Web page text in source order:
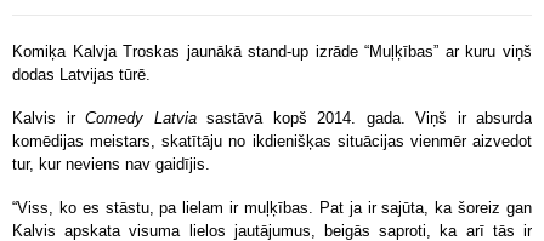
Komiķa Kalvja Troskas jaunākā stand-up izrāde “Muļķības” ar kuru viņš
dodas Latvijas tūrē.
Kalvis ir Comedy Latvia sastāvā kopš 2014. gada. Viņš ir absurda
komēdijas meistars, skatītāju no ikdienišķas situācijas vienmēr aizvedot
tur, kur neviens nav gaidījis.
“Viss, ko es stāstu, pa lielam ir muļķības. Pat ja ir sajūta, ka šoreiz gan
Kalvis apskata visuma lielos jautājumus, beigās saproti, ka arī tās ir